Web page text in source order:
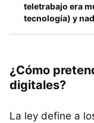
teletrabajo era
tecnología) y
¿Cómo
digitales?
La ley define a